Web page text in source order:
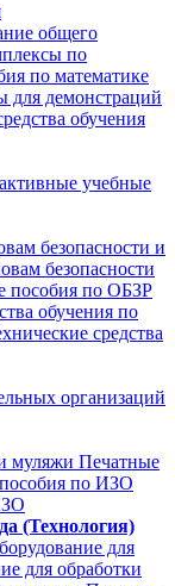
общего
по
по математике
для демонстраций
обучения
учебные
безопасности и
безопасности
пособия по ОБЗР
обучения по
средства
организаций
муляжи Печатные
по ИЗО
(Технология)
для
для обработки